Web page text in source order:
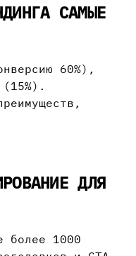
САМЫЕ
60%),
ДЛЯ
более 1000